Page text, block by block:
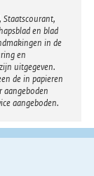
Staatscourant,
en blad
in de
en
uitgegeven.
de in papieren
aangeboden
aangeboden.